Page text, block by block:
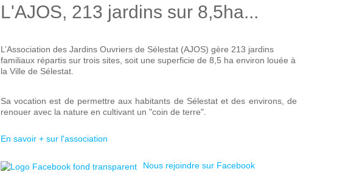
L'AJOS, 213 jardins sur 8,5ha...
L’Association des Jardins Ouvriers de Sélestat (AJOS) gère 213 jardins
familiaux répartis sur trois sites, soit une superficie de 8,5 ha environ louée à
la Ville de Sélestat.
Sa vocation est de permettre aux habitants de Sélestat et des environs, de
renouer avec la nature en cultivant un "coin de terre".
En savoir + sur l'association
Nous rejoindre sur Facebook